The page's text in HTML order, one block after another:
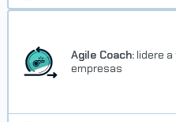
Agile Coach: lidere
empresas